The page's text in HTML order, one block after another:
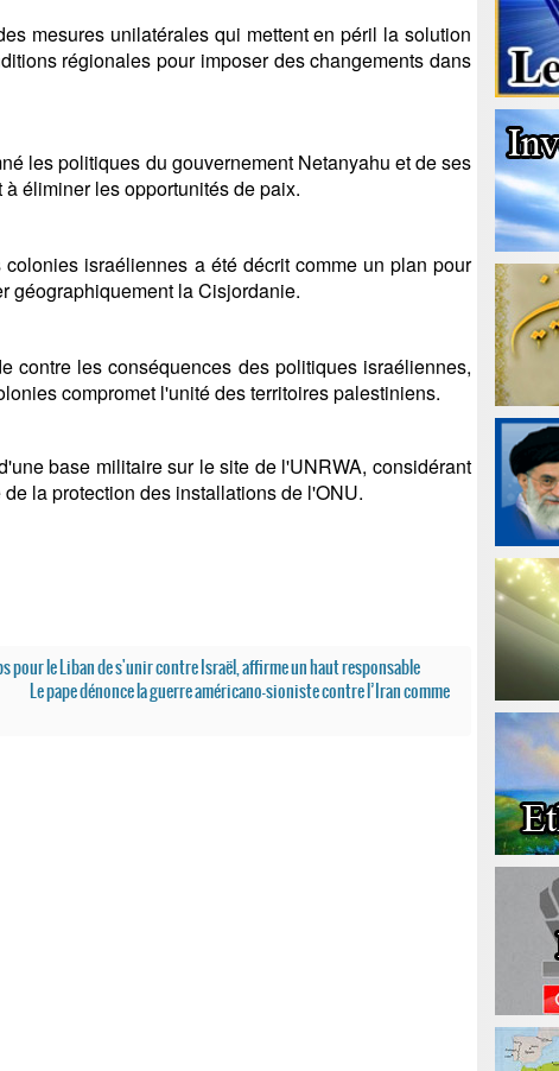
mesures unilatérales qui mettent en péril la solution
régionales pour imposer des changements dans
les politiques du gouvernement Netanyahu et de ses
éliminer les opportunités de paix.
israéliennes a été décrit comme un plan pour
géographiquement la Cisjordanie.
contre les conséquences des politiques israéliennes,
compromet l'unité des territoires palestiniens.
base militaire sur le site de l'UNRWA, considérant
la protection des installations de l'ONU.
pour le Liban de s'unir contre Israël, affirme un haut responsable
Le pape dénonce la guerre américano-sioniste contre l’Iran comme